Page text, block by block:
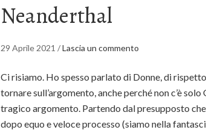
Neanderthal
29 Aprile 2021 /Lascia un commento
Ci risiamo. Ho spesso parlato di Donne, di
tornare sull’argomento, anche perché non c’è
tragico argomento. Partendo dal presupposto
dopo equo e veloce processo (siamo nella